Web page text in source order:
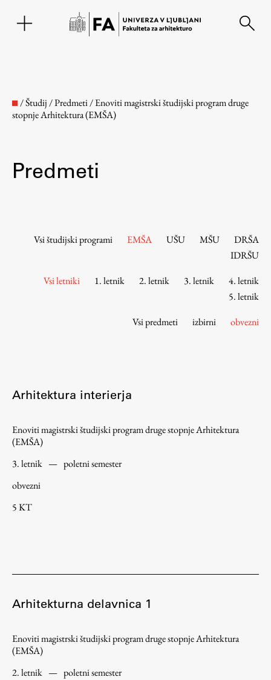
Osebje
Intranet UL FA
Študij
Urniki
Študijski programi
/Študij/Predmeti/Enoviti magistrski študijski program druge
stopnje Arhitektura (EMŠA)
Predmeti
Vsi študijski programi EMŠA UŠU MŠU
DRŠA
IDRŠU
Vsi letniki
1. letnik 2. letnik 3. letnik
4. letnik
5. letnik
Vsi predmeti
izbirni obvezni
Arhitektura interierja
Enoviti magistrski študijski program druge stopnje Arhitektura
(EMŠA)
3. letnik — poletni semester
obvezni
5 KT
Arhitekturna delavnica 1
Enoviti magistrski študijski program druge stopnje Arhitektura
(EMŠA)
2. letnik — poletni semester